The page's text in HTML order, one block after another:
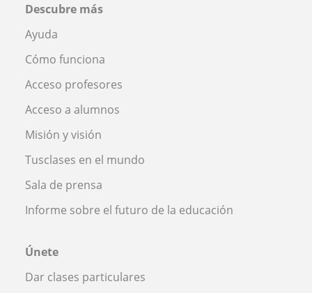
Descubre más
Ayuda
Cómo funciona
Acceso profesores
Acceso a alumnos
Misión y visión
Tusclases en el mundo
Sala de prensa
Informe sobre el futuro de la educación
Únete
Dar clases particulares